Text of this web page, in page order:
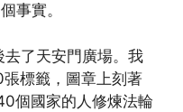
事實。
了天安門廣場。我
標籤，圖章上刻著
個國家的人修煉法輪